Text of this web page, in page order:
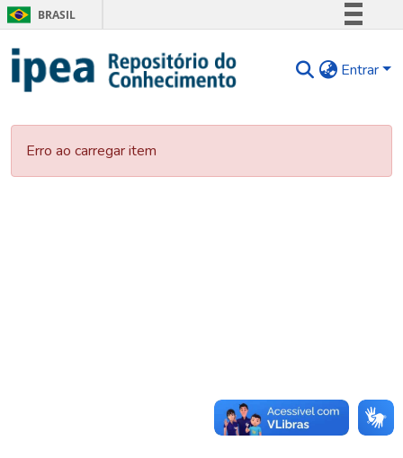
BRASIL
Comunica BR
Acesso à informação
Canais
Entrar
Erro ao carregar item